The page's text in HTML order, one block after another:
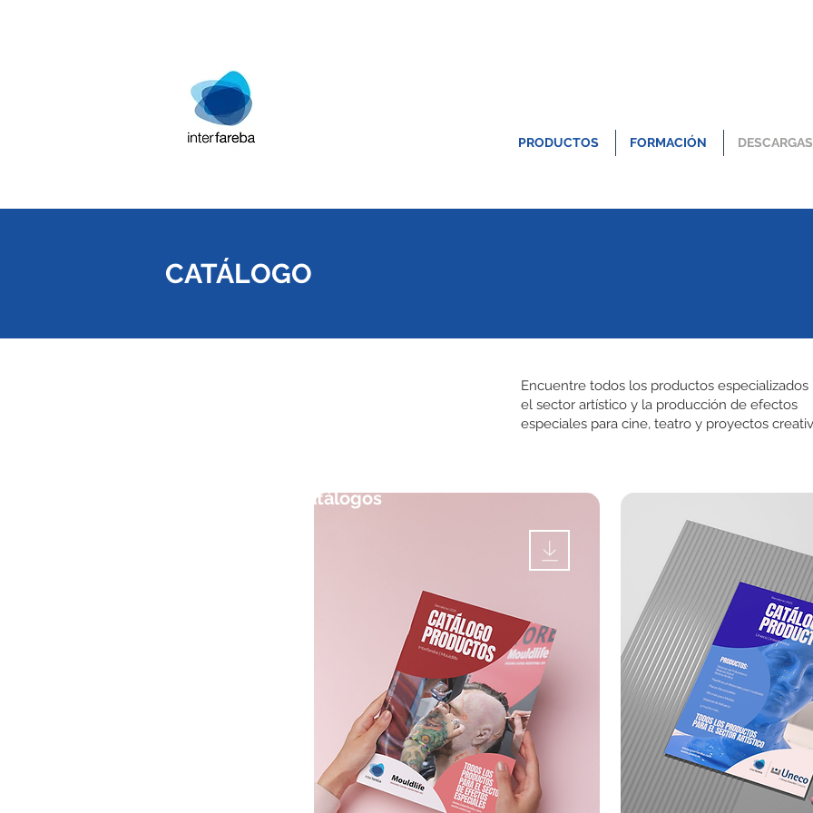
PRODUCTOS FORMACIÓN DESCARGAS
CATÁLOGO
Encuentre todos los productos especializados
el sector artístico y la producción de efectos
especiales para cine, teatro y proyectos
catálogos